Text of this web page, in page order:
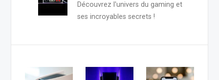
Découvrez l'univers du gaming et
ses incroyables secrets !